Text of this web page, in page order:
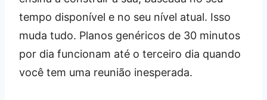
tempo disponível e no seu nível atual. Isso
muda tudo. Planos genéricos de 30 minutos
por dia funcionam até o terceiro dia quando
você tem uma reunião inesperada.